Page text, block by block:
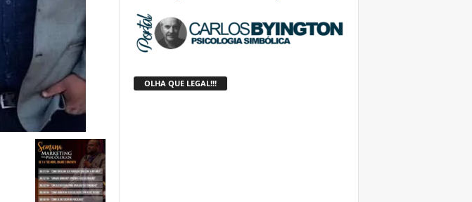
OLHA QUE LEGAL!!!